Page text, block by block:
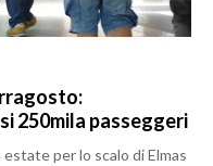
250mila passeggeri
per lo scalo di Elmas